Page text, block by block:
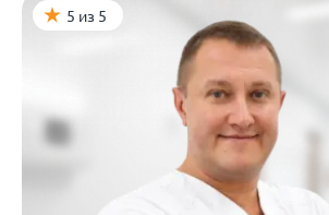
5 из 5